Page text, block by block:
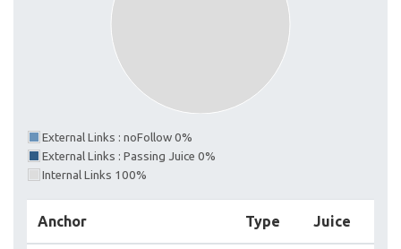
External Links : noFollow 0%
External Links : Passing Juice 0%
Internal Links 100%
Anchor Type Juice